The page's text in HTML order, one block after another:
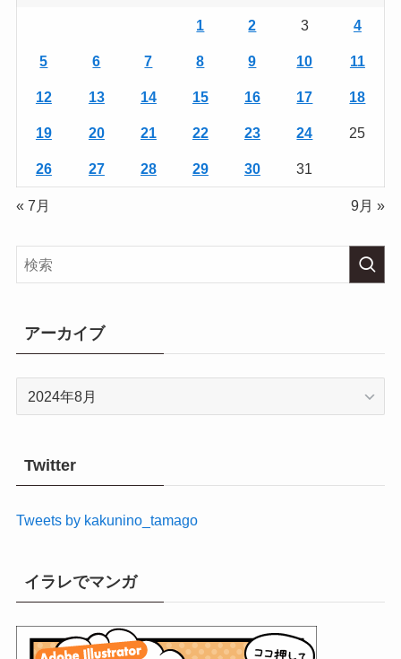
1 2 3 4
5 6 7 8 9 10 11
12 13 14 15 16 17 18
19 20 21 22 23 24 25
26 27 28 29 30 31
« 7月 9月 »
アーカイブ
Twitter
Tweets by kakunino_tamago
イラレでマンガ